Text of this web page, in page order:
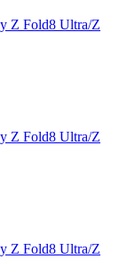
Z Fold8 Ultra/Z
Z Fold8 Ultra/Z
Z Fold8 Ultra/Z